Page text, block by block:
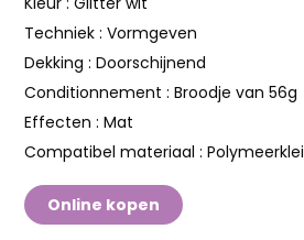
Techniek : Vormgeven
Dekking : Doorschijnend
Conditionnement : Broodje van 56g
Effecten : Mat
Compatibel materiaal : Polymeerklei
Online kopen